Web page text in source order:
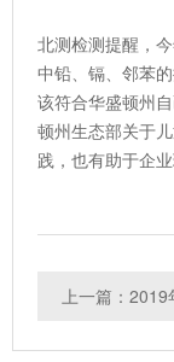
北测检测提醒，
中铅、镉、邻苯
该符合华盛顿州
顿州生态部关于
践，也有助于企